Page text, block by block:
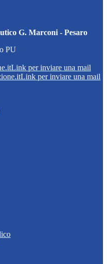
G. Marconi - Pesaro
PU
Link per inviare una mail
Link per inviare una mail